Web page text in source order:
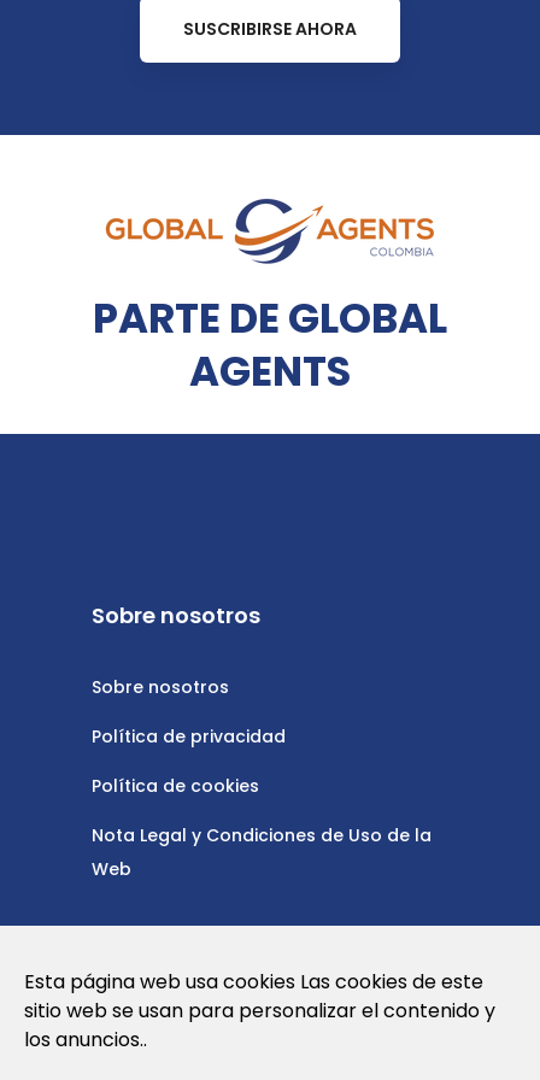
SUSCRIBIRSE AHORA
PARTE DE GLOBAL
AGENTS
Sobre nosotros
Sobre nosotros
Política de privacidad
Política de cookies
Nota Legal y Condiciones de Uso de la
Web
info@globalagents.net
Esta página web usa cookies Las cookies de este
sitio web se usan para personalizar el contenido y
los anuncios..